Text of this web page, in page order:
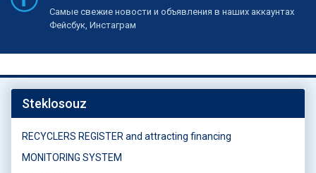
Самые свежие новости и объявления в наших аккаунтах
Фейсбук, Инстаграм
Steklosouz
RECYCLERS REGISTER and attracting financing
MONITORING SYSTEM